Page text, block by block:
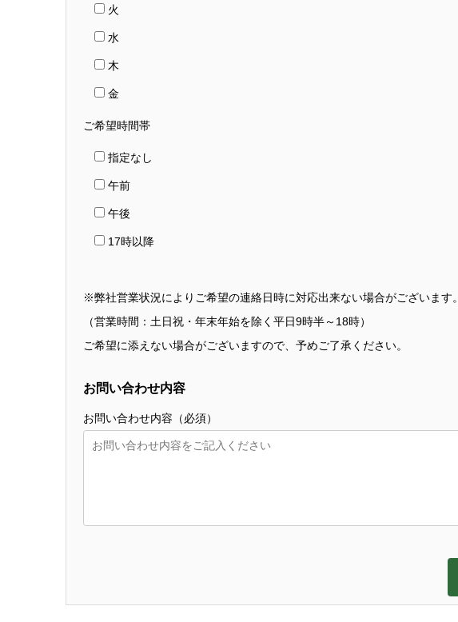
火
水
木
金
ご希望時間帯
指定なし
午前
午後
17時以降
※弊社営業状況によりご希望の連絡日時に対応出来ない場合がございます。
（営業時間：土日祝・年末年始を除く平日9時半～18時）
ご希望に添えない場合がございますので、予めご了承ください。
お問い合わせ内容
お問い合わせ内容（必須）